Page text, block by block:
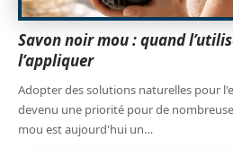
Savon noir mou : quand
l’appliquer
Adopter des solutions naturelles pour
devenu une priorité pour de
mou est aujourd'hui un…